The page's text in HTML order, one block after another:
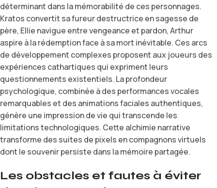
déterminant dans la mémorabilité de ces personnages.
Kratos convertit sa fureur destructrice en sagesse de
père, Ellie navigue entre vengeance et pardon, Arthur
aspire à la rédemption face à sa mort inévitable. Ces arcs
de développement complexes proposent aux joueurs des
expériences cathartiques qui expriment leurs
questionnements existentiels. La profondeur
psychologique, combinée à des performances vocales
remarquables et des animations faciales authentiques,
génère une impression de vie qui transcende les
limitations technologiques. Cette alchimie narrative
transforme des suites de pixels en compagnons virtuels
dont le souvenir persiste dans la mémoire partagée.
Les obstacles et fautes à éviter